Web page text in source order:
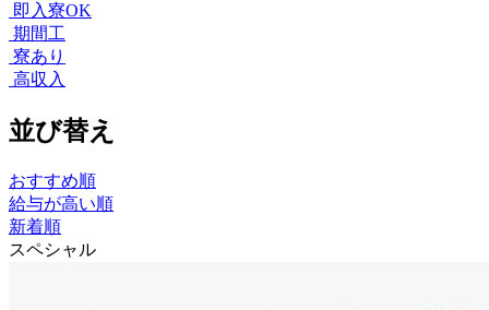
即入寮OK
期間工
寮あり
高収入
並び替え
おすすめ順
給与が高い順
新着順
スペシャル